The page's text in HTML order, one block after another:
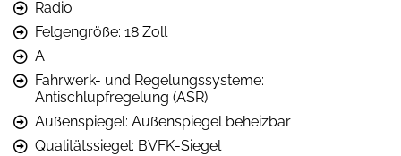
Radio
Felgengröße: 18 Zoll
A
Fahrwerk- und Regelungssysteme:
Antischlupfregelung (ASR)
Außenspiegel: Außenspiegel beheizbar
Qualitätssiegel: BVFK-Siegel